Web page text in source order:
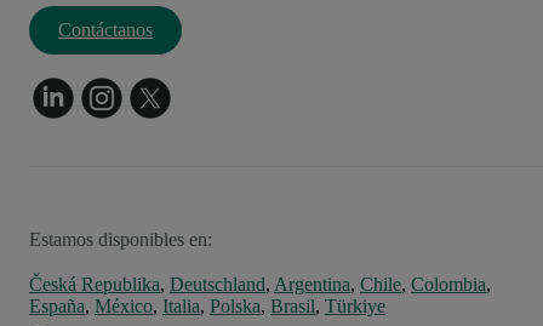
Contáctanos
Estamos disponibles en:
Česká Republika, Deutschland, Argentina, Chile, Colombia,
España, México, Italia, Polska, Brasil, Türkiye